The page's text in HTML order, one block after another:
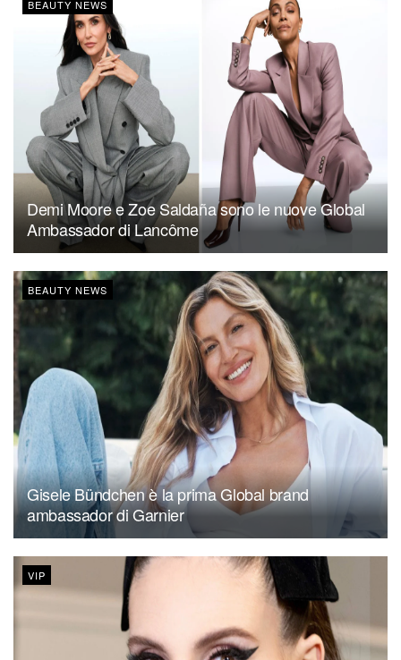
BEAUTY NEWS
Demi Moore e Zoe Saldaña sono le nuove Global
Ambassador di Lancôme
BEAUTY NEWS
Gisele Bündchen è la prima Global brand
ambassador di Garnier
VIP